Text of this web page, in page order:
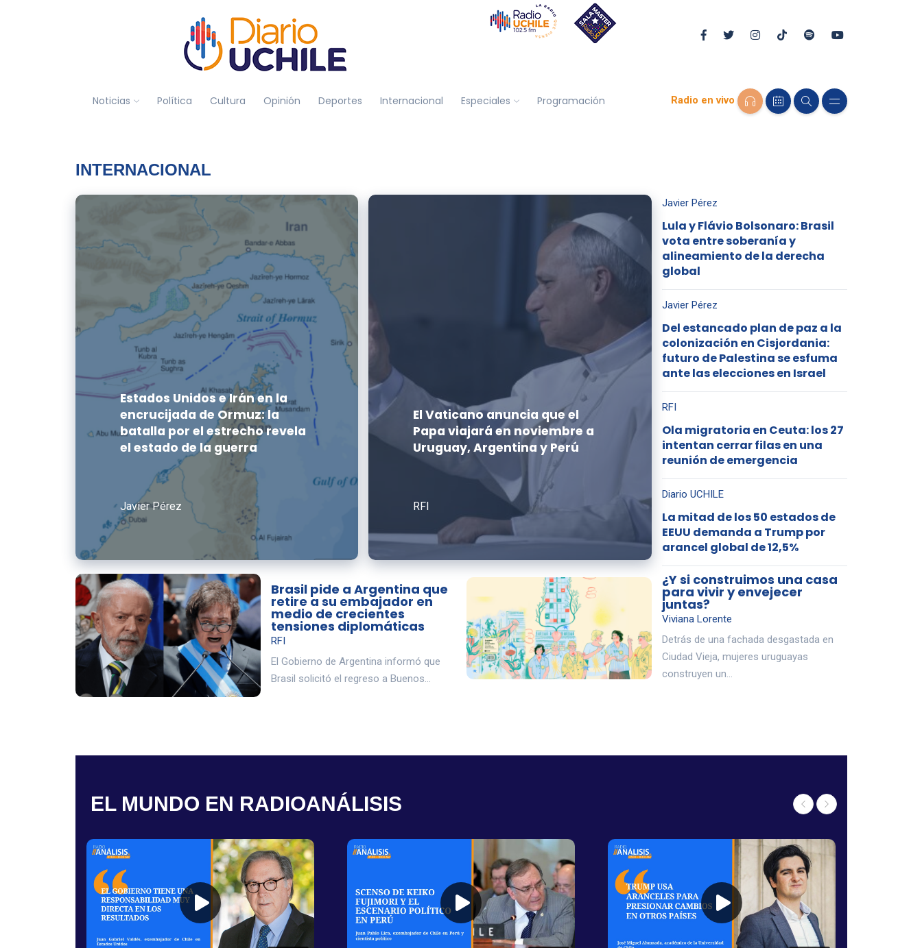
Noticias Política Cultura Opinión Deportes Internacional Especiales Programación Radio en vivo
INTERNACIONAL
Estados Unidos e Irán en la
encrucijada de Ormuz: la
batalla por el estrecho revela
el estado de la guerra
Javier Pérez
El Vaticano anuncia que el
Papa viajará en noviembre a
Uruguay, Argentina y Perú
RFI
Javier Pérez
Lula y Flávio Bolsonaro: Brasil
vota entre soberanía y
alineamiento de la derecha
global
Javier Pérez
Del estancado plan de paz a la
colonización en Cisjordania:
futuro de Palestina se esfuma
ante las elecciones en Israel
RFI
Ola migratoria en Ceuta: los 27
intentan cerrar filas en una
reunión de emergencia
Diario UCHILE
La mitad de los 50 estados de
EEUU demanda a Trump por
arancel global de 12,5%
Brasil pide a Argentina que
retire a su embajador en
medio de crecientes
tensiones diplomáticas
RFI
El Gobierno de Argentina informó que
Brasil solicitó el regreso a Buenos…
¿Y si construimos una casa
para vivir y envejecer
juntas?
Viviana Lorente
Detrás de una fachada desgastada en
Ciudad Vieja, mujeres uruguayas
construyen un…
EL MUNDO EN RADIOANÁLISIS